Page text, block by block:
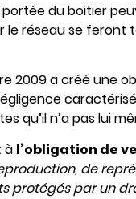
du boitier
réseau se feront
2009 a créé une
qu’il n’a pas lui
à l’obligation de
de
par un